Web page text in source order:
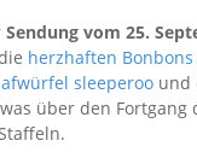
Sendung vom 25.
herzhaften Bonbons
sleeperoo und
über den Fortgang